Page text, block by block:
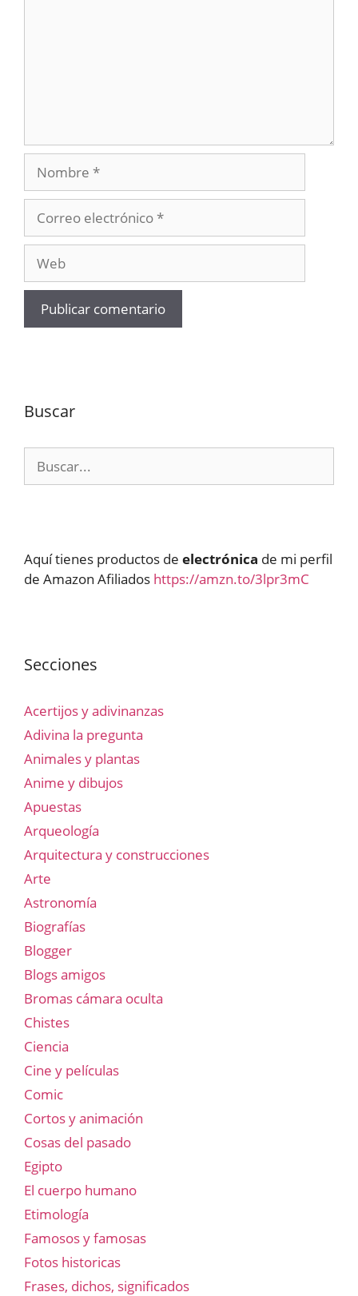
Nombre
electrónico
Buscar
Aquí tienes productos de electrónica de mi perfil
de Amazon Afiliados https://amzn.to/3lpr3mC
Secciones
Acertijos y adivinanzas
Adivina la pregunta
Animales y plantas
Anime y dibujos
Apuestas
Arqueología
Arquitectura y construcciones
Arte
Astronomía
Biografías
Blogger
Blogs amigos
Bromas cámara oculta
Chistes
Ciencia
Cine y películas
Comic
Cortos y animación
Cosas del pasado
Egipto
El cuerpo humano
Etimología
Famosos y famosas
Fotos historicas
Frases, dichos, significados